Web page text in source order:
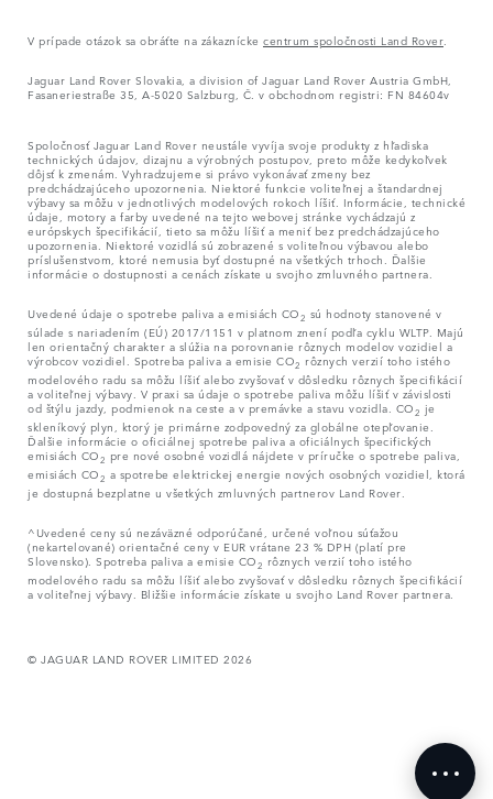
V prípade otázok sa obráťte na zákaznícke centrum spoločnosti Land Rover.
Jaguar Land Rover Slovakia, a division of Jaguar Land Rover Austria GmbH,
Fasaneriestraße 35, A-5020 Salzburg, Č. v obchodnom registri: FN 84604v
Spoločnosť Jaguar Land Rover neustále vyvíja svoje produkty z hľadiska
technických údajov, dizajnu a výrobných postupov, preto môže kedykoľvek
dôjsť k zmenám. Vyhradzujeme si právo vykonávať zmeny bez
predchádzajúceho upozornenia. Niektoré funkcie voliteľnej a štandardnej
výbavy sa môžu v jednotlivých modelových rokoch líšiť. Informácie, technické
údaje, motory a farby uvedené na tejto webovej stránke vychádzajú z
európskych špecifikácií, tieto sa môžu líšiť a meniť bez predchádzajúceho
upozornenia. Niektoré vozidlá sú zobrazené s voliteľnou výbavou alebo
príslušenstvom, ktoré nemusia byť dostupné na všetkých trhoch. Ďalšie
informácie o dostupnosti a cenách získate u svojho zmluvného partnera.
Uvedené údaje o spotrebe paliva a emisiách CO2 sú hodnoty stanovené v
súlade s nariadením (EÚ) 2017/1151 v platnom znení podľa cyklu WLTP. Majú
len orientačný charakter a slúžia na porovnanie rôznych modelov vozidiel a
výrobcov vozidiel. Spotreba paliva a emisie CO2 rôznych verzií toho istého
modelového radu sa môžu líšiť alebo zvyšovať v dôsledku rôznych špecifikácií
a voliteľnej výbavy. V praxi sa údaje o spotrebe paliva môžu líšiť v závislosti
od štýlu jazdy, podmienok na ceste a v premávke a stavu vozidla. CO2 je
skleníkový plyn, ktorý je primárne zodpovedný za globálne otepľovanie.
Ďalšie informácie o oficiálnej spotrebe paliva a oficiálnych špecifických
emisiách CO2 pre nové osobné vozidlá nájdete v príručke o spotrebe paliva,
emisiách CO2 a spotrebe elektrickej energie nových osobných vozidiel, ktorá
je dostupná bezplatne u všetkých zmluvných partnerov Land Rover.
^Uvedené ceny sú nezáväzné odporúčané, určené voľnou súťažou
(nekartelované) orientačné ceny v EUR vrátane 23 % DPH (platí pre
Slovensko). Spotreba paliva a emisie CO2 rôznych verzií toho istého
modelového radu sa môžu líšiť alebo zvyšovať v dôsledku rôznych špecifikácií
a voliteľnej výbavy. Bližšie informácie získate u svojho Land Rover partnera.
© JAGUAR LAND ROVER LIMITED 2026